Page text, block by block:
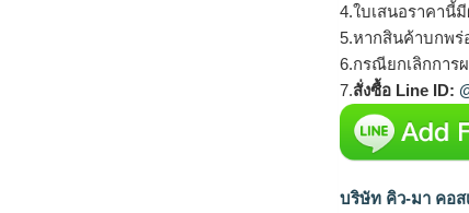
4.ใบเสนอราคานี้
5.หากสินค้าบกพ
6.กรณียกเลิกการ
7.สั่งซื้อ Line ID:
บริษัท คิว-มา คอส